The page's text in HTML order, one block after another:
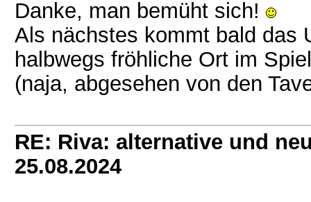
Danke, man bemüht sich!
Als nächstes kommt bald das
halbwegs fröhliche Ort im
(naja, abgesehen von den
RE: Riva: alternative und
25.08.2024